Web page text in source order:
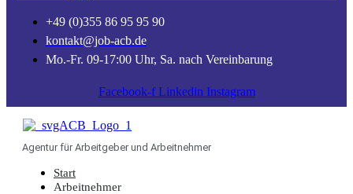
+49 (0)355 86 95 95 90
kontakt@job-acb.de
Mo.-Fr. 09-17:00 Uhr, Sa. nach Vereinbarung
Facebook-f Linkedin Instagram
Agentur für Arbeitgeber und Arbeitnehmer
Start
Arbeitnehmer